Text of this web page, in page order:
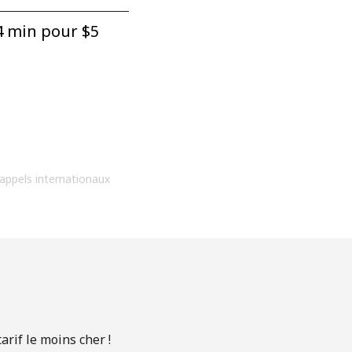
min pour ⁦$5⁩
internationaux
le moins cher !